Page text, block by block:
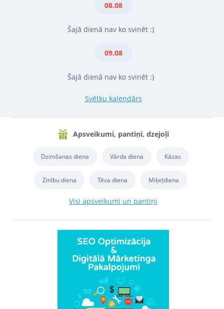
08.08
Šajā dienā nav ko svinēt :)
09.08
Šajā dienā nav ko svinēt :)
Svētku kalendārs
Apsveikumi, pantiņi, dzejoļi
Dzimšanas diena Vārda diena Kāzas
Zinību diena Tēva diena Miķeļdiena
Visi apsveikumi un pantiņi